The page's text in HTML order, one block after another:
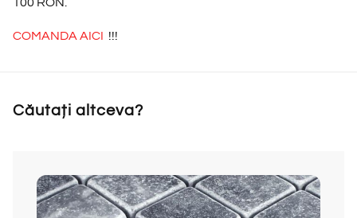
COMANDA AICI !!!
Căutați altceva?